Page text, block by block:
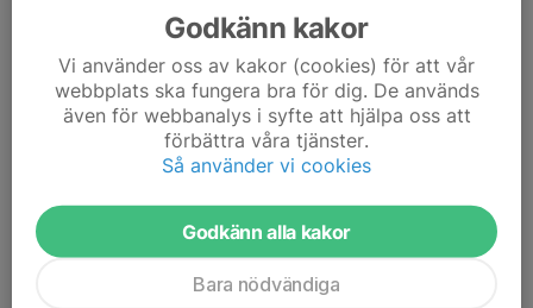
Därför genomför vi nu en försäljningskväll 6/5 18.30-
Samling IP vid omklädningsrummen så grupperas ni ut i
mindre grupper för att knacka dörr
Medtag cykel (om möjligt),
säljkatalog och pennor
Godkänn kakor
Vi använder oss av kakor (cookies) för att vår
webbplats ska fungera bra för dig. De används
även för webbanalys i syfte att hjälpa oss att
förbättra våra tjänster.
Så använder vi cookies
Godkänn alla kakor
Bara nödvändiga